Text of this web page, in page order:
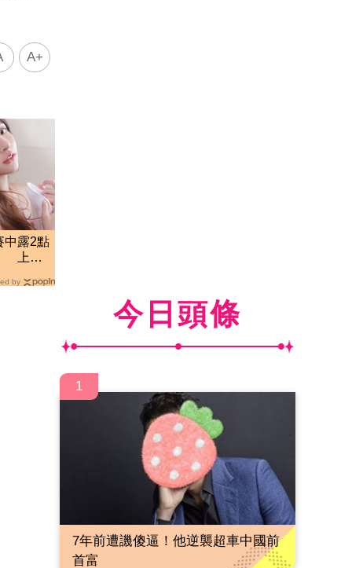
A+
中露2點
上空
by
今日頭條
1
7年前遭譏傻逼！他逆襲超車中國前
首富